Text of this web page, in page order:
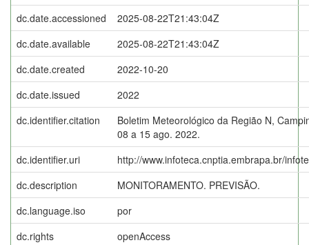
dc.date.accessioned
2025-08-22T21:43:04Z
dc.date.available
2025-08-22T21:43:04Z
dc.date.created
2022-10-20
dc.date.issued
2022
dc.identifier.citation
Boletim Meteorológico da Região N,
08 a 15 ago. 2022.
dc.identifier.uri
http://www.infoteca.cnptia.embrapa.br/
dc.description
MONITORAMENTO. PREVISÃO.
dc.language.iso
por
dc.rights
openAccess